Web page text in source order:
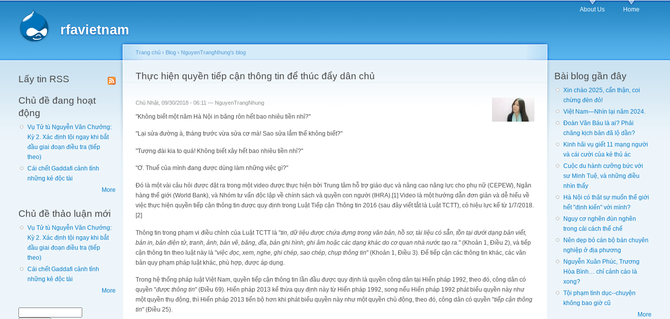
rfavietnam
About Us Home
Lấy tin RSS
Chủ đề đang hoạt
động
Vụ Tử tù Nguyễn Văn Chưởng:
Kỳ 2. Xác định tội ngay khi bắt
đầu giai đoạn điều tra (tiếp
theo)
Cái chết Gaddafi cảnh tỉnh
những kẻ độc tài
More
Chủ đề thảo luận mới
Vụ Tử tù Nguyễn Văn Chưởng:
Kỳ 2. Xác định tội ngay khi bắt
đầu giai đoạn điều tra (tiếp
theo)
Cái chết Gaddafi cảnh tỉnh
những kẻ độc tài
More
You are here
Trang chủ › Blog › NguyenTrangNhung's blog
Thực hiện quyền tiếp cận thông tin để thúc đẩy dân chủ
Chủ Nhật, 09/30/2018 - 06:11 — NguyenTrangNhung
"Không biết một năm Hà Nội in băng rôn hết bao nhiêu tiền nhỉ?"
"Lại sửa đường à, tháng trước vừa sửa cơ mà! Sao sửa lắm thế không biết?"
"Tượng đài kia to quá! Không biết xây hết bao nhiêu tiền nhỉ?"
"Ơ. Thuế của mình đang được dùng làm những việc gì?"
Đó là một vài câu hỏi được đặt ra trong một video được thực hiện bởi Trung tâm hỗ trợ giáo dục và nâng cao năng lực cho phụ nữ (CEPEW), Ngân
hàng thế giới (World Bank), và Nhóm tư vấn độc lập về chính sách và quyền con người (IHRA).[1] Video là một hướng dẫn đơn giản và dễ hiểu về
việc thực hiện quyền tiếp cận thông tin được quy định trong Luật Tiếp cận Thông tin 2016 (sau đây viết tắt là Luật TCTT), có hiệu lực kể từ 1/7/2018.
[2]
Thông tin trong phạm vi điều chỉnh của Luật TCTT là "tin, dữ liệu được chứa đựng trong văn bản, hồ sơ, tài liệu có sẵn, tồn tại dưới dạng bản viết,
bản in, bản điện tử, tranh, ảnh, bản vẽ, băng, đĩa, bản ghi hình, ghi âm hoặc các dạng khác do cơ quan nhà nước tạo ra. " (Khoản 1, Điều 2), và tiếp
cận thông tin theo luật này là "việc đọc, xem, nghe, ghi chép, sao chép, chụp thông tin" (Khoản 1, Điều 3). Để tiếp cận các thông tin khác, các văn
bản quy phạm pháp luật khác, phù hợp, được áp dụng.
Trong hệ thống pháp luật Việt Nam, quyền tiếp cận thông tin lần đầu được quy định là quyền công dân tại Hiến pháp 1992, theo đó, công dân có
quyền "được thông tin" (Điều 69). Hiến pháp 2013 kế thừa quy định này từ Hiến pháp 1992, song nếu Hiến pháp 1992 phát biểu quyền này như
một quyền thụ động, thì Hiến pháp 2013 tiến bộ hơn khi phát biểu quyền này như một quyền chủ động, theo đó, công dân có quyền "tiếp cận thông
tin" (Điều 25).
Bài blog gần đây
Xin chào 2025, cẩn thận, coi
chừng đèn đỏ!
Việt Nam—Nhìn lại năm 2024.
Đoàn Văn Báu là ai? Phải
chăng kịch bản đã lộ dần?
Kinh hãi vụ giết 11 mạng người
và cái cười của kẻ thủ ác
Cuộc du hành cưỡng bức với
sư Minh Tuệ, và những điều
nhìn thấy
Hà Nội có thật sự muốn thế giới
hết "định kiến" với mình?
Nguy cơ nghẽn đùn nghẽn
trong cải cách thể chế
Nên dẹp bỏ cán bộ bán chuyên
nghiệp ở địa phương
Nguyễn Xuân Phúc, Trương
Hòa Bình… chỉ cảnh cáo là
xong?
Tội phạm tình dục--chuyện
không bao giờ cũ
More